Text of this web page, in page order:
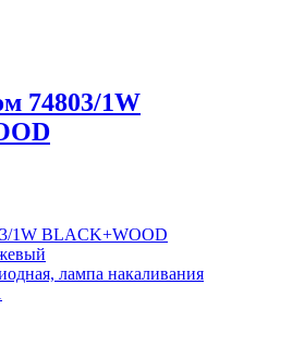
74803/1W
1W BLACK+WOOD
лампа накаливания